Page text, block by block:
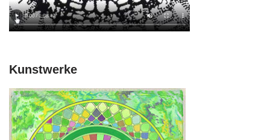
Kunstwerke